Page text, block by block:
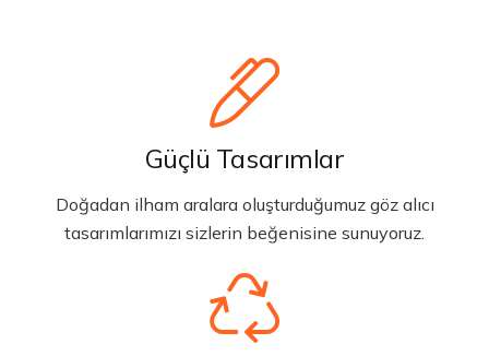
Güçlü Tasarımlar
Doğadan ilham aralara oluşturduğumuz göz alıcı
tasarımlarımızı sizlerin beğenisine sunuyoruz.